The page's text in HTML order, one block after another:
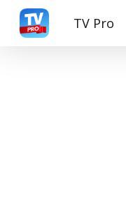
Skip
main
TV Pro